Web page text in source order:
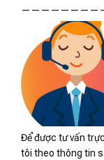
Để được tư vấn
tôi theo thông tin